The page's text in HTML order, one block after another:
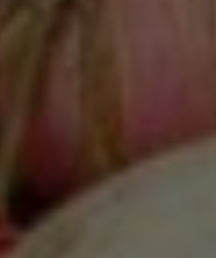
Besucher über Websites
Google Tag Manager
Externe Medien